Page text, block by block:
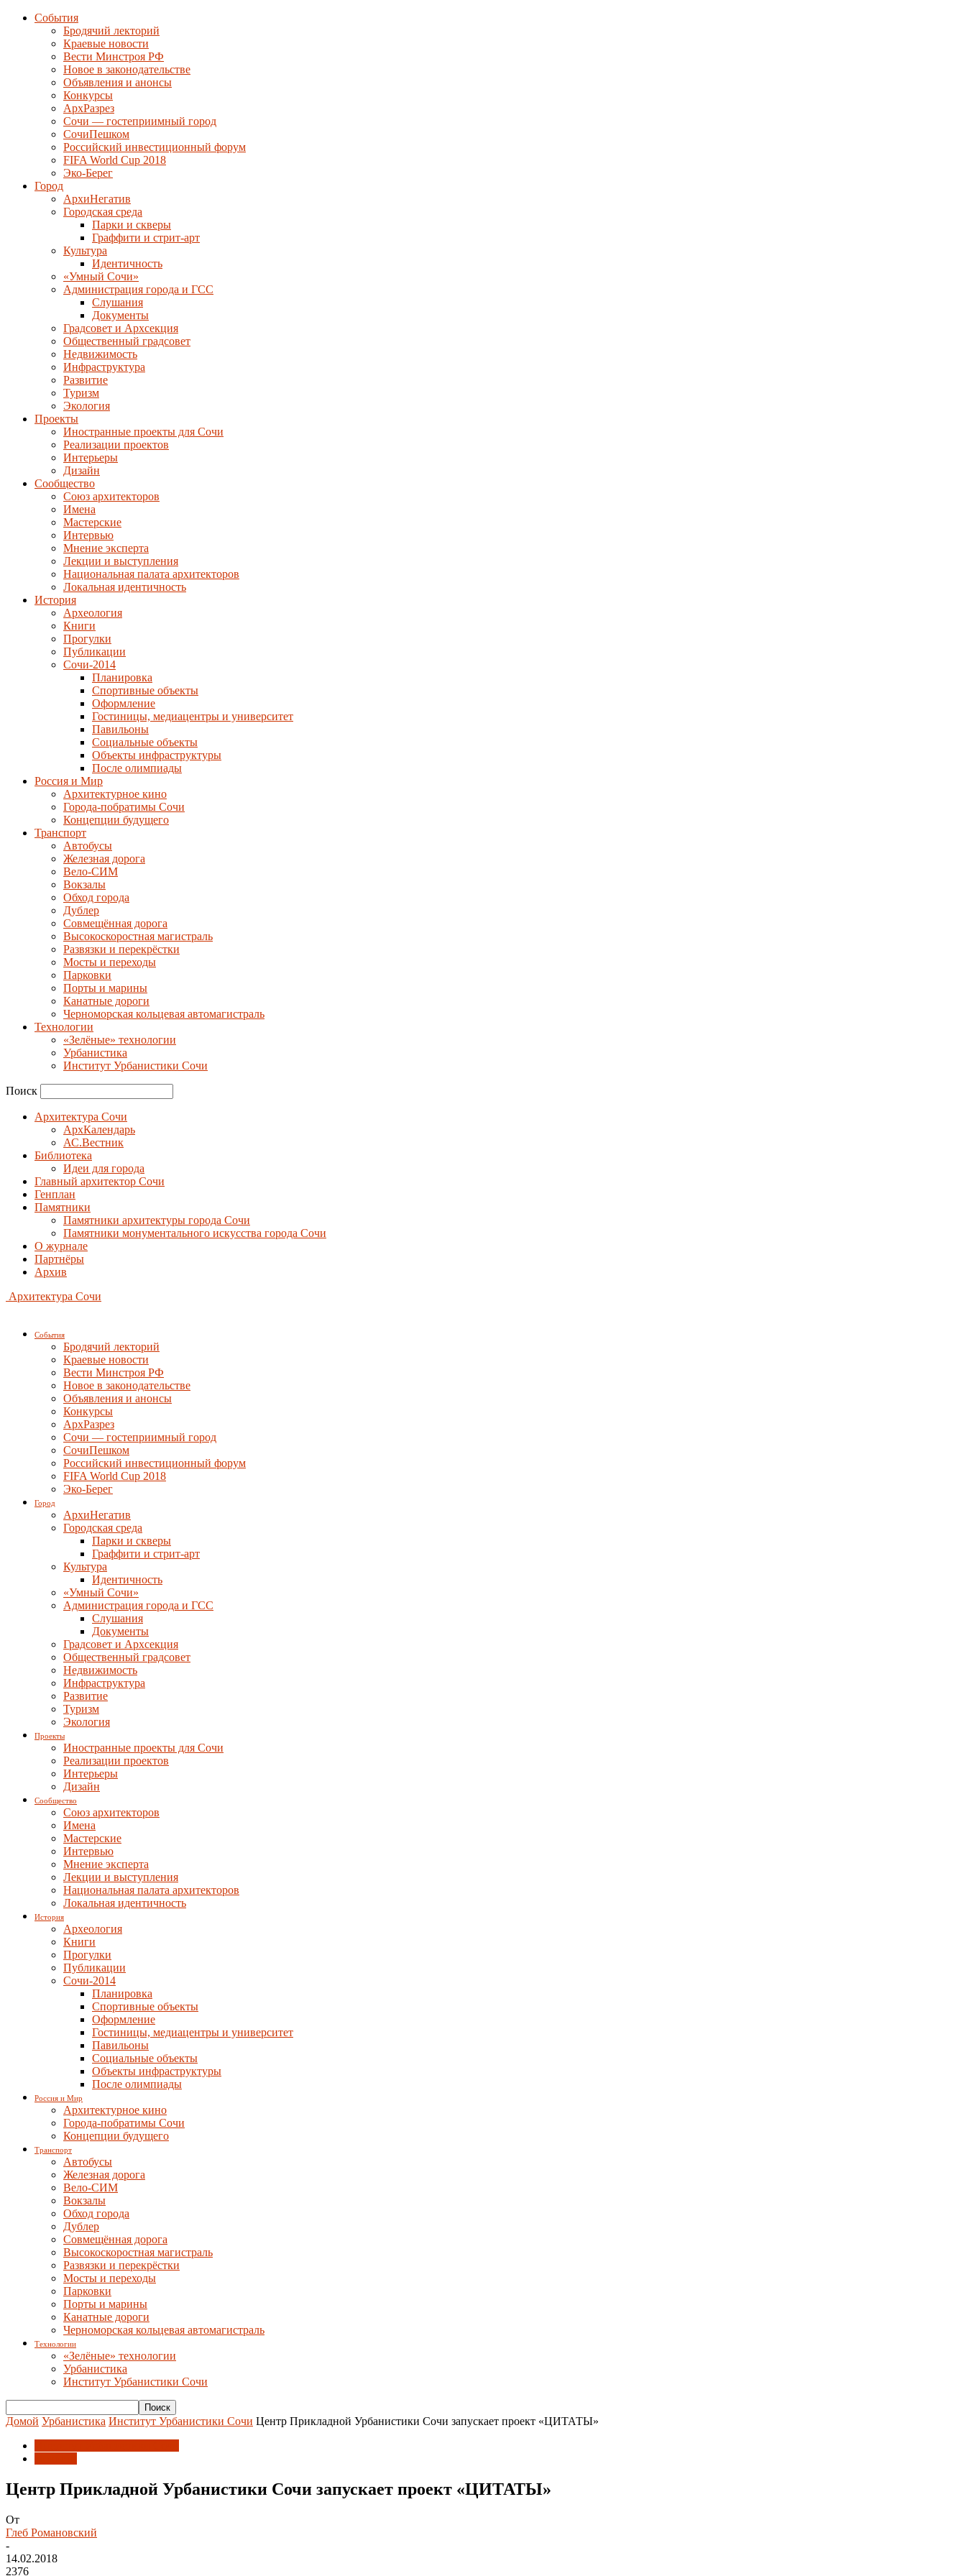
События
Бродячий лекторий
Краевые новости
Вести Минстроя РФ
Новое в законодательстве
Объявления и анонсы
Конкурсы
АрхРазрез
Сочи — гостеприимный город
СочиПешком
Российский инвестиционный форум
FIFA World Cup 2018
Эко-Берег
Город
АрхиНегатив
Городская среда
Парки и скверы
Граффити и стрит-арт
Культура
Идентичность
«Умный Сочи»
Администрация города и ГСС
Слушания
Документы
Градсовет и Архсекция
Общественный градсовет
Недвижимость
Инфраструктура
Развитие
Туризм
Экология
Проекты
Иностранные проекты для Сочи
Реализации проектов
Интерьеры
Дизайн
Сообщество
Союз архитекторов
Имена
Мастерские
Интервью
Мнение эксперта
Лекции и выступления
Национальная палата архитекторов
Локальная идентичность
История
Археология
Книги
Прогулки
Публикации
Сочи-2014
Планировка
Спортивные объекты
Оформление
Гостиницы, медиацентры и университет
Павильоны
Социальные объекты
Объекты инфраструктуры
После олимпиады
Россия и Мир
Архитектурное кино
Города-побратимы Сочи
Концепции будущего
Транспорт
Автобусы
Железная дорога
Вело-СИМ
Вокзалы
Обход города
Дублер
Совмещённая дорога
Высокоскоростная магистраль
Развязки и перекрёстки
Мосты и переходы
Парковки
Порты и марины
Канатные дороги
Черноморская кольцевая автомагистраль
Технологии
«Зелёные» технологии
Урбанистика
Институт Урбанистики Сочи
Поиск
Архитектура Сочи
АрхКалендарь
АС.Вестник
Библиотека
Идеи для города
Главный архитектор Сочи
Генплан
Памятники
Памятники архитектуры города Сочи
Памятники монументального искусства города Сочи
О журнале
Партнёры
Архив
Архитектура Сочи
События
Бродячий лекторий
Краевые новости
Вести Минстроя РФ
Новое в законодательстве
Объявления и анонсы
Конкурсы
АрхРазрез
Сочи — гостеприимный город
СочиПешком
Российский инвестиционный форум
FIFA World Cup 2018
Эко-Берег
Город
АрхиНегатив
Городская среда
Парки и скверы
Граффити и стрит-арт
Культура
Идентичность
«Умный Сочи»
Администрация города и ГСС
Слушания
Документы
Градсовет и Архсекция
Общественный градсовет
Недвижимость
Инфраструктура
Развитие
Туризм
Экология
Проекты
Иностранные проекты для Сочи
Реализации проектов
Интерьеры
Дизайн
Сообщество
Союз архитекторов
Имена
Мастерские
Интервью
Мнение эксперта
Лекции и выступления
Национальная палата архитекторов
Локальная идентичность
История
Археология
Книги
Прогулки
Публикации
Сочи-2014
Планировка
Спортивные объекты
Оформление
Гостиницы, медиацентры и университет
Павильоны
Социальные объекты
Объекты инфраструктуры
После олимпиады
Россия и Мир
Архитектурное кино
Города-побратимы Сочи
Концепции будущего
Транспорт
Автобусы
Железная дорога
Вело-СИМ
Вокзалы
Обход города
Дублер
Совмещённая дорога
Высокоскоростная магистраль
Развязки и перекрёстки
Мосты и переходы
Парковки
Порты и марины
Канатные дороги
Черноморская кольцевая автомагистраль
Технологии
«Зелёные» технологии
Урбанистика
Институт Урбанистики Сочи
Домой Урбанистика Институт Урбанистики Сочи Центр Прикладной Урбанистики Сочи запускает проект «ЦИТАТЫ»
Центр Прикладной Урбанистики Сочи запускает проект «ЦИТАТЫ»
От
Глеб Романовский
-
14.02.2018
2376